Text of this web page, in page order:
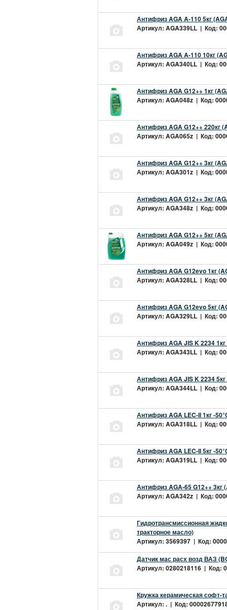
Антифриз AGA A-110 5кг
Артикул: AGA339LL | Код:
Антифриз AGA A-110 10кг
Артикул: AGA340LL | Код:
Антифриз AGA G12++ 1кг
Артикул: AGA048z | Код:
Антифриз AGA G12++ 220кг
Артикул: AGA065z | Код:
Антифриз AGA G12++ 3кг
Артикул: AGA301z | Код:
Антифриз AGA G12++ 3кг
Артикул: AGA348z | Код:
Антифриз AGA G12++ 5кг
Артикул: AGA049z | Код:
Антифриз AGA G12evo 1кг
Артикул: AGA328LL | Код:
Антифриз AGA G12evo 5кг
Артикул: AGA329LL | Код:
Антифриз AGA JIS K 2234
Артикул: AGA343LL | Код:
Антифриз AGA JIS K 2234
Артикул: AGA344LL | Код:
Антифриз AGA LEC-II 1кг -
Артикул: AGA318LL | Код:
Антифриз AGA LEC-II 5кг -
Артикул: AGA319LL | Код:
Антифриз AGA-65 G12++ 3кг
Артикул: AGA342z | Код:
Гидротрансмиссионная
тракторное масло)
Артикул: 3569397 | Код:
Датчик мас расх возд ВАЗ
Артикул: 0280218116 | Код:
Кружка керамическая софт-
Артикул: . | Код: